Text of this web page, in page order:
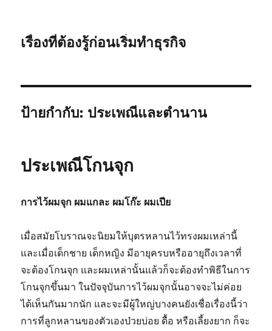
เรื่องที่ต้องรู้ก่อนเริ่มทำธุรกิจ
ป้ายกำกับ: ประเพณีและตำนาน
ประเพณีโกนจุก
การไว้ผมจุก ผมแกละ ผมโก๊ะ ผมเปีย
เมื่อสมัยโบราณจะนิยมให้บุตรหลานไว้ทรงผมเหล่านี้
และเมื่อเด็กชาย เด็กหญิง มีอายุครบหรืออายุถึงเวลาที่
จะต้องโกนจุก และผมเหล่านั้นแล้วก็จะต้องทำพิธีในการ
โกนจุกขึ้นมา ในปัจจุบันการไว้ผมจุกนั้นอาจจะไม่ค่อย
ได้เห็นกันมากนัก และจะมีผู้ใหญ่บางคนยังเชื่อเรื่องนี้ว่า
การที่ลูกหลานของตัวเองป่วยบ่อย ดื้อ หรือเลี้ยงยาก ก็จะ